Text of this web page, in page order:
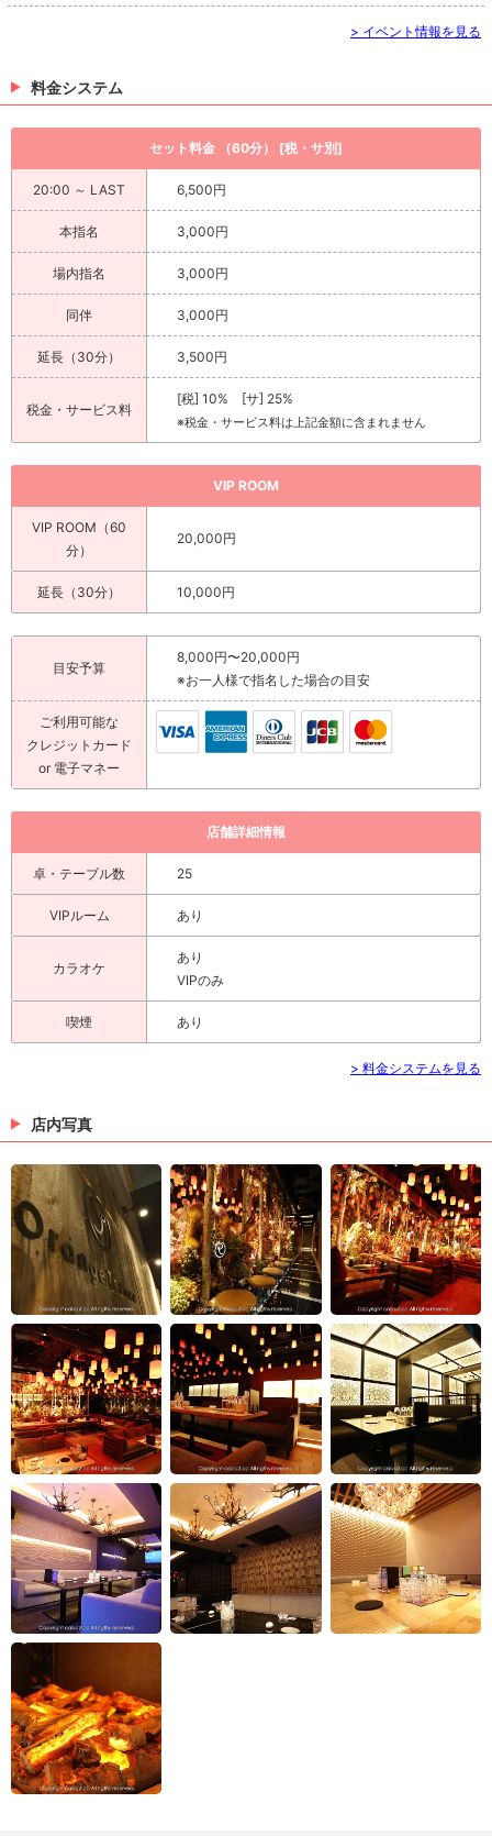
> イベント情報を見る
料金システム
セット料金 （60分） [税・サ別]
20:00 ～ LAST 6,500円
本指名 3,000円
場内指名 3,000円
同伴 3,000円
延長（30分） 3,500円
税金・サービス料
[税] 10% [サ] 25%
※税金・サービス料は上記金額に含まれません
VIP ROOM
VIP ROOM（60
分）
20,000円
延長（30分） 10,000円
目安予算
8,000円〜20,000円
※お一人様で指名した場合の目安
ご利用可能な
クレジットカード
or 電子マネー
店舗詳細情報
卓・テーブル数 25
VIPルーム あり
カラオケ
あり
VIPのみ
喫煙 あり
> 料金システムを見る
店内写真